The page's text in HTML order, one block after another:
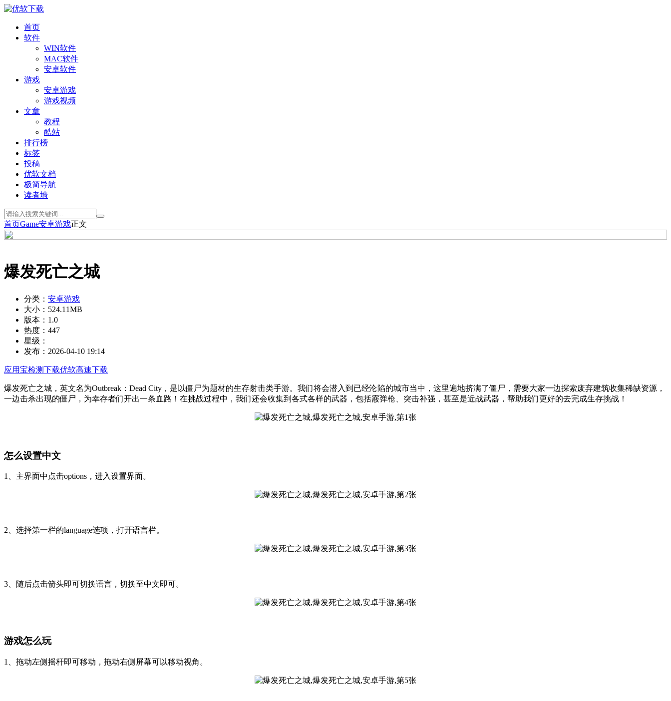
首页
软件
WIN软件
MAC软件
安卓软件
游戏
安卓游戏
游戏视频
文章
教程
酷站
排行榜
标签
投稿
优软文档
极简导航
读者墙
首页Game安卓游戏正文
爆发死亡之城
分类： 安卓游戏
大小： 524.11MB
版本： 1.0
热度： 447
星级：
发布： 2026-04-10 19:14
应用宝检测下载优软高速下载
爆发死亡之城，英文名为Outbreak：Dead City，是以僵尸为题材的生存射击类手游。我们将会潜入到已经沦陷的城市当中，这里遍地挤满了僵尸，需要大家一边探索废弃建筑收集稀缺资源，
一边击杀出现的僵尸，为幸存者们开出一条血路！在挑战过程中，我们还会收集到各式各样的武器，包括霰弹枪、突击补强，甚至是近战武器，帮助我们更好的去完成生存挑战！
怎么设置中文
1、主界面中点击options，进入设置界面。
2、选择第一栏的language选项，打开语言栏。
3、随后点击箭头即可切换语言，切换至中文即可。
游戏怎么玩
1、拖动左侧摇杆即可移动，拖动右侧屏幕可以移动视角。